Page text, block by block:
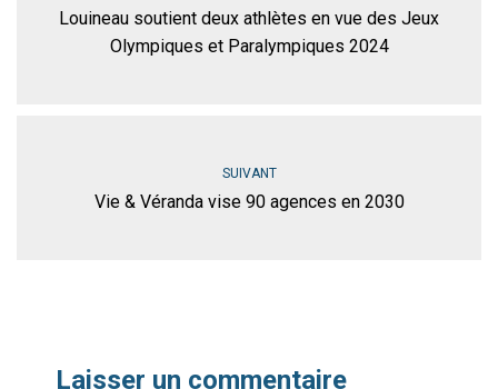
Louineau soutient deux athlètes en vue des Jeux
Olympiques et Paralympiques 2024
SUIVANT
Vie & Véranda vise 90 agences en 2030
Laisser un commentaire